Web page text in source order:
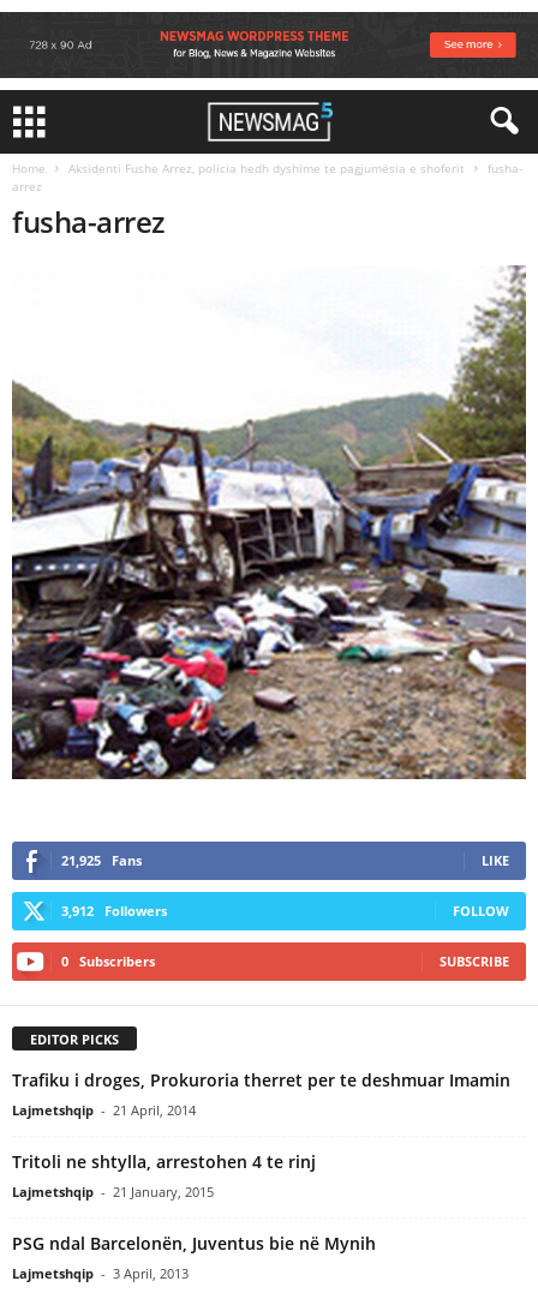
Home Aksidenti Fushe Arrez, policia hedh dyshime te pagjumësia e shoferit
fusha-
arrez
fusha-arrez
21,925 Fans LIKE
3,912 Followers FOLLOW
0 Subscribers SUBSCRIBE
EDITOR PICKS
Trafiku i droges, Prokuroria therret per te deshmuar Imamin
Lajmetshqip - 21 April, 2014
Tritoli ne shtylla, arrestohen 4 te rinj
Lajmetshqip - 21 January, 2015
PSG ndal Barcelonën, Juventus bie në Mynih
Lajmetshqip - 3 April, 2013